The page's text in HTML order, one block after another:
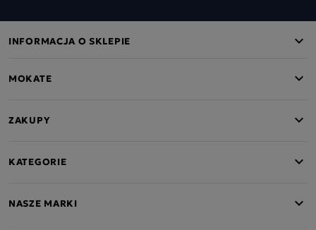
INFORMACJA O SKLEPIE
MOKATE
ZAKUPY
KATEGORIE
NASZE MARKI